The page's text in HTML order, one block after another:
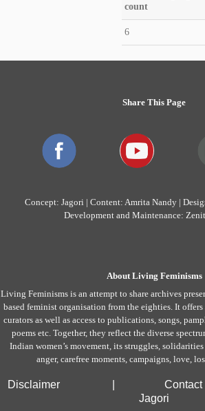
count
6
Share This Page
Concept: Jagori | Content: Amrita Nandy |
Development and Maintenance:
About Living Feminisms
Living Feminisms is an attempt to share archives
based feminist organisation from the eighties. It
curators as well as access to publications, songs,
poems etc. Together, they reflect the diverse
Indian women’s movement, its struggles,
anger, carefree moments, campaigns, love,
Disclaimer Contact
Jagori